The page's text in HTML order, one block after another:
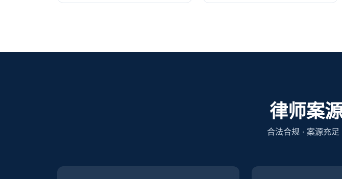
律师案
合法合规 · 案源充足